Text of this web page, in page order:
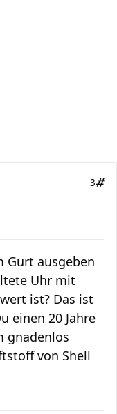
3
Gurt ausgeben
Uhr mit
ist? Das ist
einen 20 Jahre
gnadenlos
von Shell